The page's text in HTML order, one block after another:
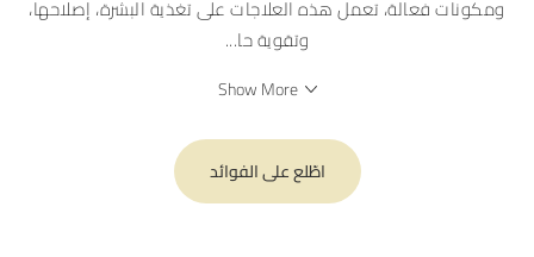
ومكونات فعالة، تعمل هذه العلاجات على تغذية البشرة، إصلاحها،
وتقوية حا...
Show More
اطّلع على الفوائد